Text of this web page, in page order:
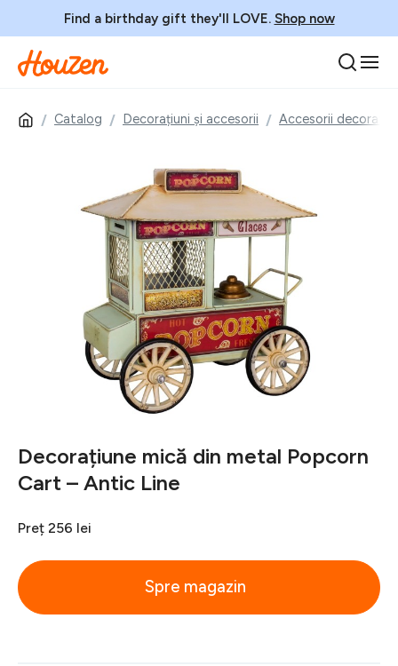
Find a birthday gift they'll LOVE. Shop now
Catalog Decorațiuni și accesorii Accesorii
Decorațiune mică din metal Popcorn
Cart – Antic Line
Preț 256 lei
Spre magazin